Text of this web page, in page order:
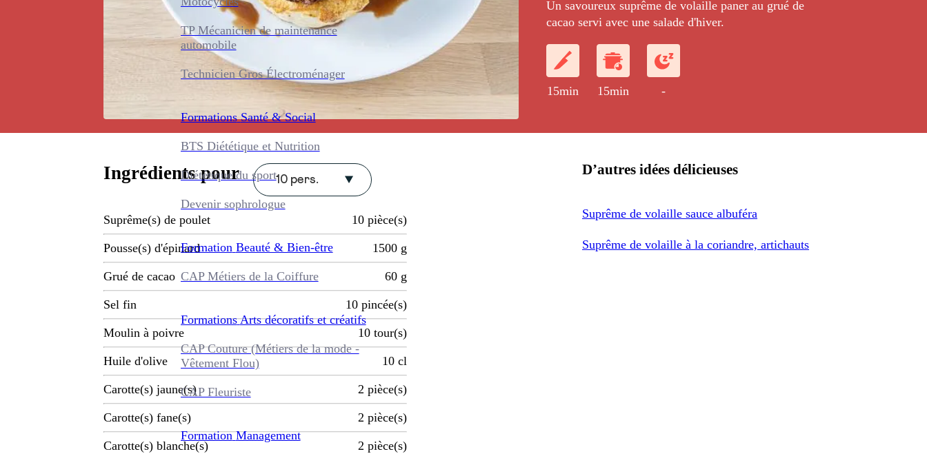
TP Mécanicien de maintenance
automobile
Technicien Gros Électroménager
Formations Santé & Social
BTS Diététique et Nutrition
Diététique du sport
Devenir sophrologue
Formation Beauté & Bien-être
CAP Métiers de la Coiffure
Formations Arts décoratifs et créatifs
CAP Couture (Métiers de la mode -
Vêtement Flou)
CAP Fleuriste
Formation Management
Un savoureux suprême de volaille paner au grué de
cacao servi avec une salade d'hiver.
15min 15min -
Ingrédients pour 10 pers.
Suprême(s) de poulet 10 pièce(s)
Pousse(s) d'épinard 1500 g
Grué de cacao 60 g
Sel fin 10 pincée(s)
Moulin à poivre 10 tour(s)
Huile d'olive 10 cl
Carotte(s) jaune(s) 2 pièce(s)
Carotte(s) fane(s) 2 pièce(s)
Carotte(s) blanche(s) 2 pièce(s)
D’autres idées délicieuses
Suprême de volaille sauce albuféra
Suprême de volaille à la coriandre, artichauts